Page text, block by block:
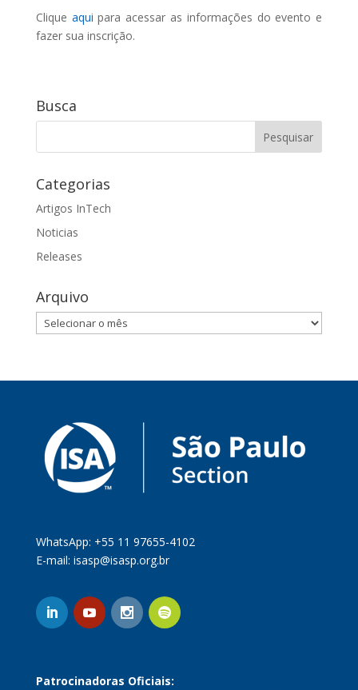
Clique aqui para acessar as informações do evento e
fazer sua inscrição.
Busca
Categorias
Artigos InTech
Noticias
Releases
Arquivo
Arquivo
WhatsApp: +55 11 97655-4102
E-mail: isasp@isasp.org.br
Patrocinadoras Oficiais: